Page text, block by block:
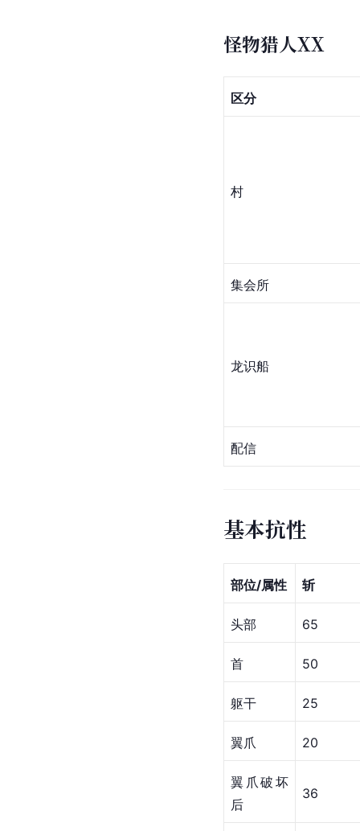
怪物猎人XX
区分
村
集会所
龙识船
配信
基本抗性
部位/属性 斩
头部 65
首 50
躯干 25
翼爪 20
翼爪破坏
后
36